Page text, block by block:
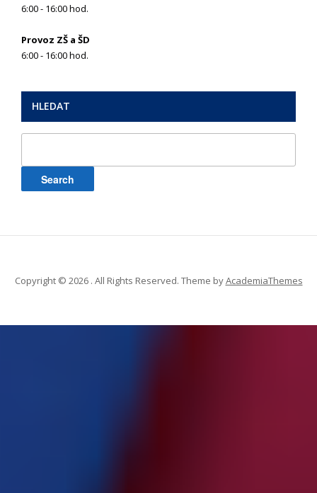
6:00 - 16:00 hod.
Provoz ZŠ a ŠD
6:00 - 16:00 hod.
HLEDAT
Copyright © 2026 . All Rights Reserved. Theme byAcademiaThemes